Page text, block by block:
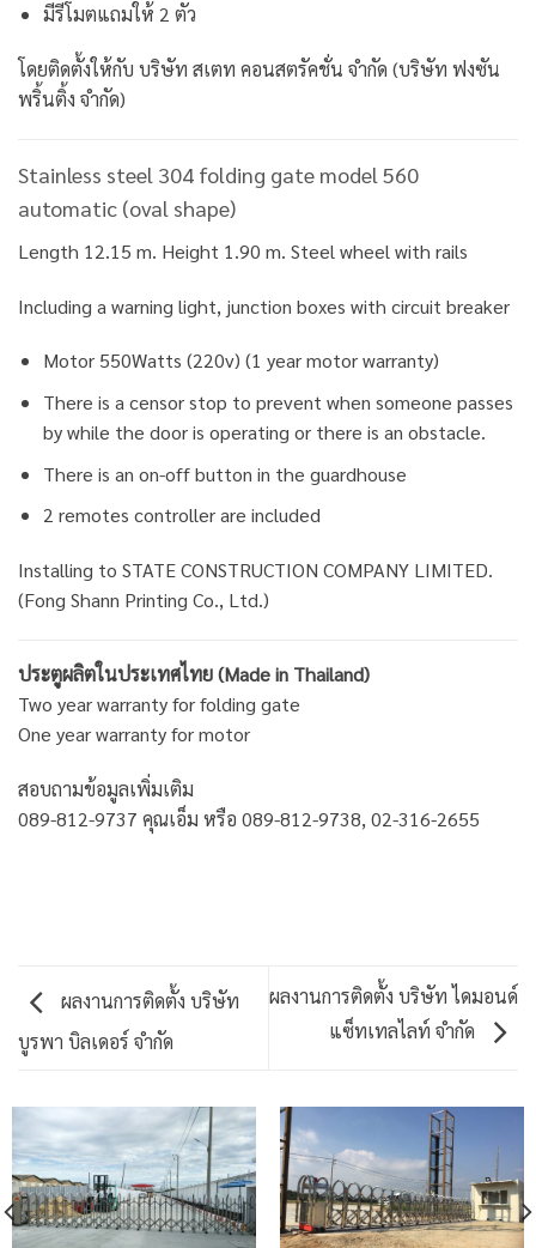
มีรีโมตแถมให้ 2 ตัว
โดยติดตั้งให้กับ บริษัท สเตท คอนสตรัคชั่น จำกัด (บริษัท ฟงซัน
พริ้นติ้ง จำกัด)
Stainless steel 304 folding gate model 560
automatic (oval shape)
Length 12.15 m. Height 1.90 m. Steel wheel with rails
Including a warning light, junction boxes with circuit breaker
Motor 550Watts (220v) (1 year motor warranty)
There is a censor stop to prevent when someone passes
by while the door is operating or there is an obstacle.
There is an on-off button in the guardhouse
2 remotes controller are included
Installing to STATE CONSTRUCTION COMPANY LIMITED.
(Fong Shann Printing Co., Ltd.)
ประตูผลิตในประเทศไทย (Made in Thailand)
Two year warranty for folding gate
One year warranty for motor
สอบถามข้อมูลเพิ่มเติม
089-812-9737 คุณเอ็ม หรือ 089-812-9738, 02-316-2655
ผลงานการติดตั้ง บริษัท
บูรพา บิลเดอร์ จำกัด
ผลงานการติดตั้ง บริษัท ไดมอนด์
แซ็ทเทลไลท์ จำกัด